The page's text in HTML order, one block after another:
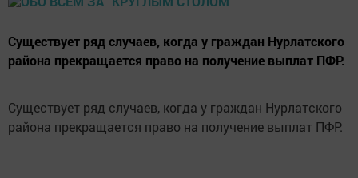
Существует ряд случаев, когда у граждан Нурлатского
района прекращается право на получение выплат ПФР.
Существует ряд случаев, когда у граждан Нурлатского
района прекращается право на получение выплат ПФР.